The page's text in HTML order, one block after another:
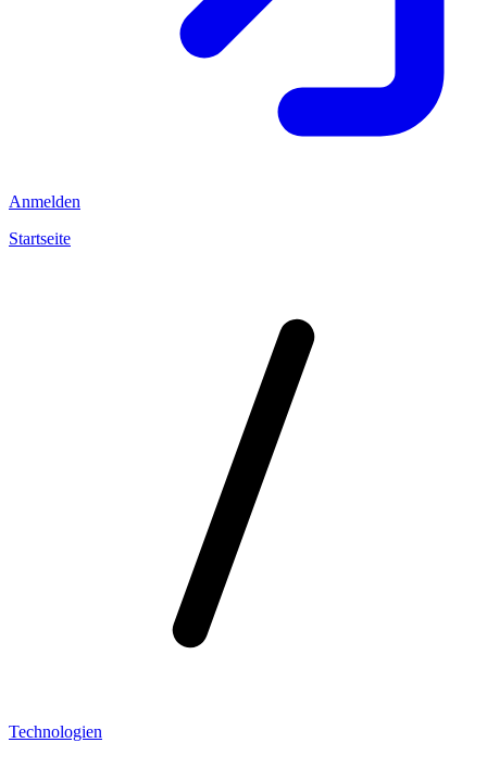
Anmelden
Startseite
Technologien